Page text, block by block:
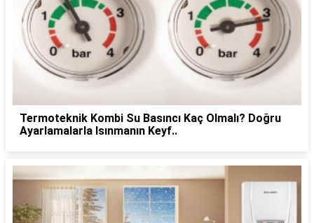
Termoteknik Kombi Su Basıncı Kaç Olmalı? Doğru
Ayarlamalarla Isınmanın Keyf..